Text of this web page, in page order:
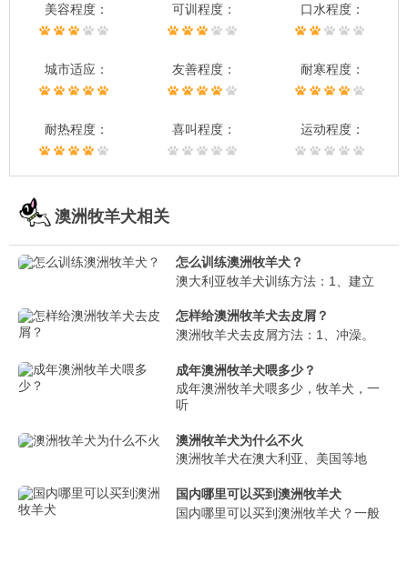
美容程度： 可训程度： 口水程度：
城市适应： 友善程度： 耐寒程度：
耐热程度： 喜叫程度： 运动程度：
澳洲牧羊犬相关
怎么训练澳洲牧羊犬？
澳大利亚牧羊犬训练方法：1、建立
怎样给澳洲牧羊犬去皮屑？
澳洲牧羊犬去皮屑方法：1、冲澡。
成年澳洲牧羊犬喂多少？
成年澳洲牧羊犬喂多少，牧羊犬，一
听
澳洲牧羊犬为什么不火
澳洲牧羊犬在澳大利亚、美国等地
国内哪里可以买到澳洲牧羊犬
国内哪里可以买到澳洲牧羊犬？一般